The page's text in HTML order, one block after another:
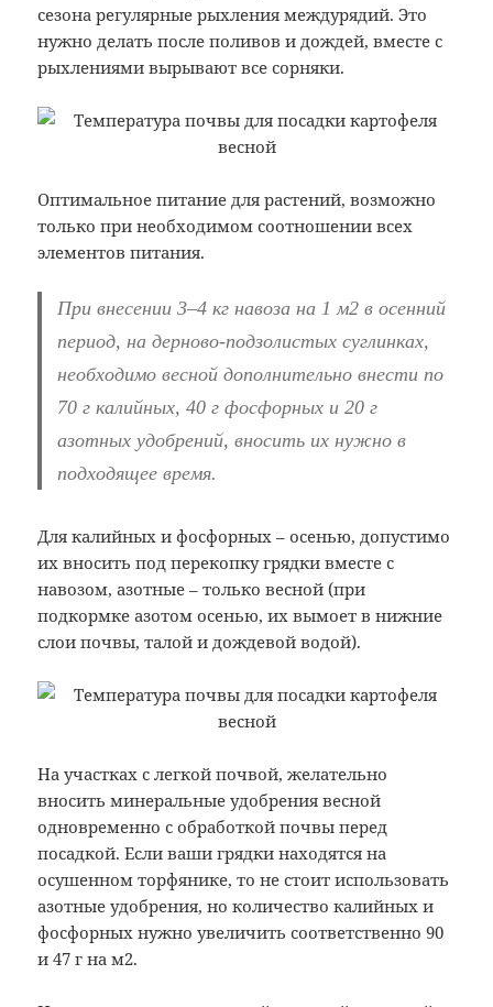
сезона регулярные рыхления междурядий. Это
нужно делать после поливов и дождей, вместе с
рыхлениями вырывают все сорняки.
Оптимальное питание для растений, возможно
только при необходимом соотношении всех
элементов питания.
При внесении 3–4 кг навоза на 1 м2 в осенний
период, на дерново-подзолистых суглинках,
необходимо весной дополнительно внести по
70 г калийных, 40 г фосфорных и 20 г
азотных удобрений, вносить их нужно в
подходящее время.
Для калийных и фосфорных – осенью, допустимо
их вносить под перекопку грядки вместе с
навозом, азотные – только весной (при
подкормке азотом осенью, их вымоет в нижние
слои почвы, талой и дождевой водой).
На участках с легкой почвой, желательно
вносить минеральные удобрения весной
одновременно с обработкой почвы перед
посадкой. Если ваши грядки находятся на
осушенном торфянике, то не стоит использовать
азотные удобрения, но количество калийных и
фосфорных нужно увеличить соответственно 90
и 47 г на м2.